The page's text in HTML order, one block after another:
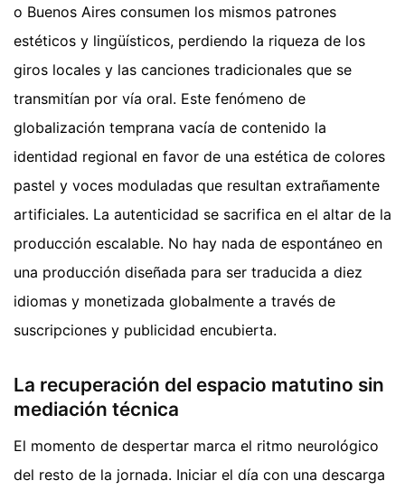
o Buenos Aires consumen los mismos patrones
estéticos y lingüísticos, perdiendo la riqueza de los
giros locales y las canciones tradicionales que se
transmitían por vía oral. Este fenómeno de
globalización temprana vacía de contenido la
identidad regional en favor de una estética de colores
pastel y voces moduladas que resultan extrañamente
artificiales. La autenticidad se sacrifica en el altar de la
producción escalable. No hay nada de espontáneo en
una producción diseñada para ser traducida a diez
idiomas y monetizada globalmente a través de
suscripciones y publicidad encubierta.
La recuperación del espacio matutino sin
mediación técnica
El momento de despertar marca el ritmo neurológico
del resto de la jornada. Iniciar el día con una descarga